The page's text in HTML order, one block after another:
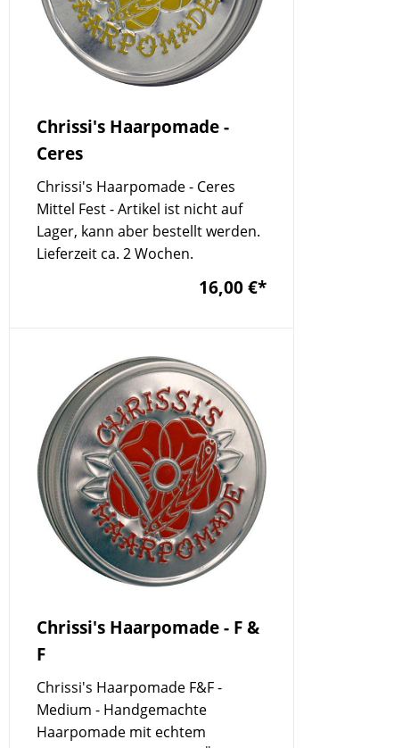
Chrissi's Haarpomade -
Ceres
Chrissi's Haarpomade - Ceres
Mittel Fest - Artikel ist nicht auf
Lager, kann aber bestellt werden.
Lieferzeit ca. 2 Wochen.
16,00 €*
Chrissi's Haarpomade - F &
F
Chrissi's Haarpomade F&F -
Medium - Handgemachte
Haarpomade mit echtem